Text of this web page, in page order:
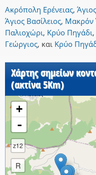
Ακρόπολη Ερένειας,
Άγιος Βασίλειος, Μακρόν
Παλιοχώρι, Κρύο Πηγάδι,
Γεώργιος, και Κρύο
Χάρτης σημείων
(ακτίνα 5Km)
+
-
z12
R